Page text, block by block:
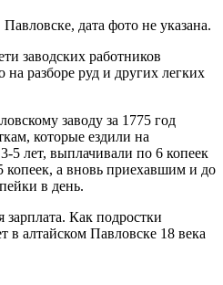
дата фото не указана.
заводских работников
на разборе руд и других легких
заводу за 1775 год
которые ездили на
5 лет, выплачивали по 6 копеек
а вновь приехавшим и до
в день.